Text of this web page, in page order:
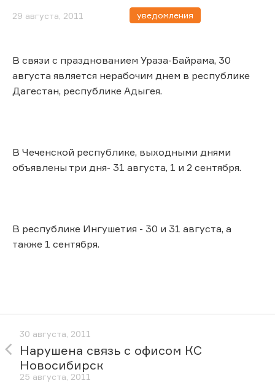
29 августа, 2011 уведомления
В связи с празднованием Ураза-Байрама, 30
августа является нерабочим днем в республике
Дагестан, республике Адыгея.
В Чеченской республике, выходными днями
объявлены три дня- 31 августа, 1 и 2 сентября.
В республике Ингушетия - 30 и 31 августа, а
также 1 сентября.
30 августа, 2011
Нарушена связь с офисом КС
Новосибирск
25 августа, 2011